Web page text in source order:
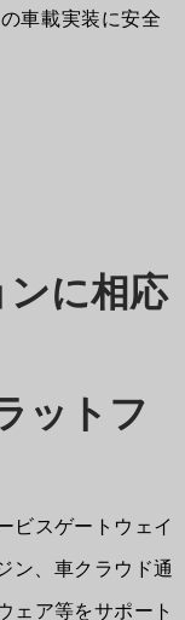
車載実装に安全
に相応
ットフ
ビスゲートウェイ
ン、車クラウド通
ェア等をサポート